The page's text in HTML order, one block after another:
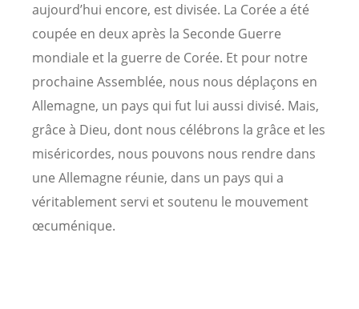
aujourd’hui encore, est divisée. La Corée a été
coupée en deux après la Seconde Guerre
mondiale et la guerre de Corée. Et pour notre
prochaine Assemblée, nous nous déplaçons en
Allemagne, un pays qui fut lui aussi divisé. Mais,
grâce à Dieu, dont nous célébrons la grâce et les
miséricordes, nous pouvons nous rendre dans
une Allemagne réunie, dans un pays qui a
véritablement servi et soutenu le mouvement
œcuménique.